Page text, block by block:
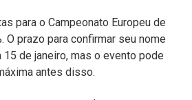
para o Campeonato Europeu de
O prazo para confirmar seu nome
de janeiro, mas o evento pode
antes disso.